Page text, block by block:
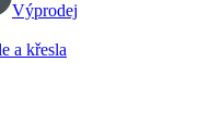
Výprodej
a křesla